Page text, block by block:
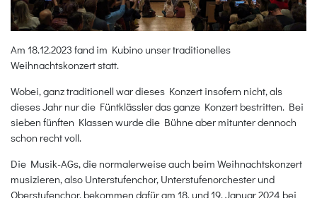
Am 18.12.2023 fand im Kubino unser traditionelles
Weihnachtskonzert statt.
Wobei, ganz traditionell war dieses Konzert insofern nicht, als
dieses Jahr nur die Füntklässler das ganze Konzert bestritten. Bei
sieben fünften Klassen wurde die Bühne aber mitunter dennoch
schon recht voll.
Die Musik-AGs, die normalerweise auch beim Weihnachtskonzert
musizieren, also Unterstufenchor, Unterstufenorchester und
Oberstufenchor, bekommen dafür am 18. und 19. Januar 2024 bei